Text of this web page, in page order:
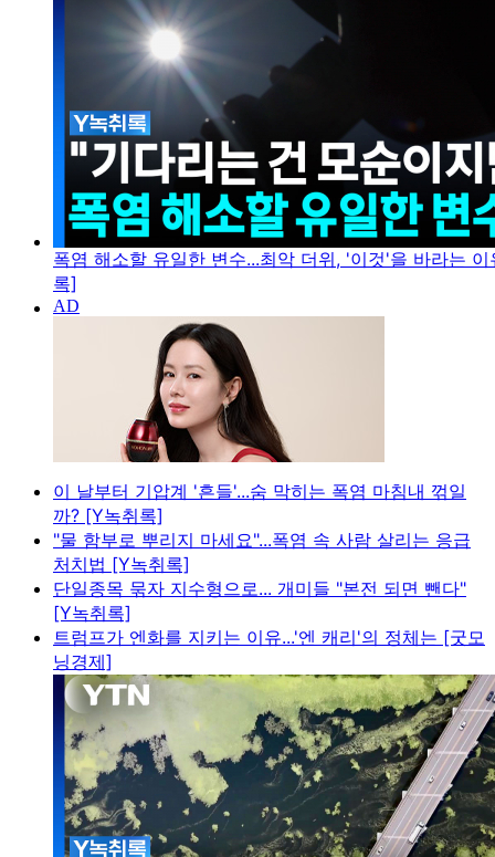
폭염 해소할 유일한 변수...최악 더위, '이것'을 바라는
록]
이 날부터 기압계 '흔들'...숨 막히는 폭염 마침내 꺾일
까? [Y녹취록]
"물 함부로 뿌리지 마세요"...폭염 속 사람 살리는 응급
처치법 [Y녹취록]
단일종목 묶자 지수형으로... 개미들 "본전 되면 뺀다"
[Y녹취록]
트럼프가 엔화를 지키는 이유...'엔 캐리'의 정체는 [굿모
닝경제]